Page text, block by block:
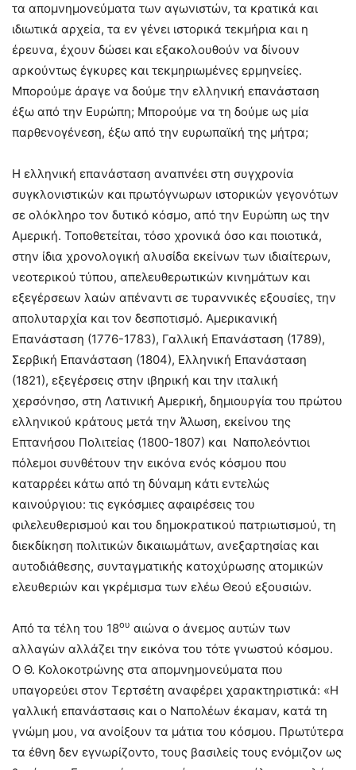
τα απομνημονεύματα των αγωνιστών, τα κρατικά και
ιδιωτικά αρχεία, τα εν γένει ιστορικά τεκμήρια και η
έρευνα, έχουν δώσει και εξακολουθούν να δίνουν
αρκούντως έγκυρες και τεκμηριωμένες ερμηνείες.
Μπορούμε άραγε να δούμε την ελληνική επανάσταση
έξω από την Ευρώπη; Μπορούμε να τη δούμε ως μία
παρθενογένεση, έξω από την ευρωπαϊκή της μήτρα;
Η ελληνική επανάσταση αναπνέει στη συγχρονία
συγκλονιστικών και πρωτόγνωρων ιστορικών γεγονότων
σε ολόκληρο τον δυτικό κόσμο, από την Ευρώπη ως την
Αμερική. Τοποθετείται, τόσο χρονικά όσο και ποιοτικά,
στην ίδια χρονολογική αλυσίδα εκείνων των ιδιαίτερων,
νεοτερικού τύπου, απελευθερωτικών κινημάτων και
εξεγέρσεων λαών απέναντι σε τυραννικές εξουσίες, την
απολυταρχία και τον δεσποτισμό. Αμερικανική
Επανάσταση (1776-1783), Γαλλική Επανάσταση (1789),
Σερβική Επανάσταση (1804), Ελληνική Επανάσταση
(1821), εξεγέρσεις στην ιβηρική και την ιταλική
χερσόνησο, στη Λατινική Αμερική, δημιουργία του πρώτου
ελληνικού κράτους μετά την Άλωση, εκείνου της
Επτανήσου Πολιτείας (1800-1807) και Ναπολεόντιοι
πόλεμοι συνθέτουν την εικόνα ενός κόσμου που
καταρρέει κάτω από τη δύναμη κάτι εντελώς
καινούργιου: τις εγκόσμιες αφαιρέσεις του
φιλελευθερισμού και του δημοκρατικού πατριωτισμού, τη
διεκδίκηση πολιτικών δικαιωμάτων, ανεξαρτησίας και
αυτοδιάθεσης, συνταγματικής κατοχύρωσης ατομικών
ελευθεριών και γκρέμισμα των ελέω Θεού εξουσιών.
Από τα τέλη του 18ου αιώνα ο άνεμος αυτών των
αλλαγών αλλάζει την εικόνα του τότε γνωστού κόσμου.
Ο Θ. Κολοκοτρώνης στα απομνημονεύματα που
υπαγορεύει στον Τερτσέτη αναφέρει χαρακτηριστικά: «Η
γαλλική επανάστασις και ο Ναπολέων έκαμαν, κατά τη
γνώμη μου, να ανοίξουν τα μάτια του κόσμου. Πρωτύτερα
τα έθνη δεν εγνωρίζοντο, τους βασιλείς τους ενόμιζον ως